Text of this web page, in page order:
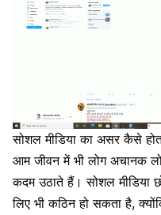
सोशल मीडिया का असर कैसे
आम जीवन में भी लोग अचानक
कदम उठाते हैं। सोशल मीडिया
लिए भी कठिन हो सकता है,